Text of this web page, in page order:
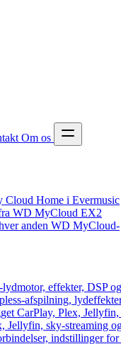
Om os
effekter, DSP
afspilning,
CarPlay, Plex,
Jellyfin, sky-streaming
indstillinger
Home i Evermusic
WD MyCloud EX2
anden WD MyCloud-